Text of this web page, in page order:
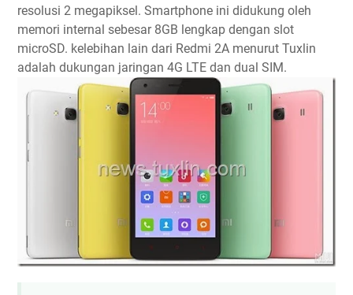
resolusi 2 megapiksel. Smartphone ini didukung oleh
memori internal sebesar 8GB lengkap dengan slot
microSD. kelebihan lain dari Redmi 2A menurut Tuxlin
adalah dukungan jaringan 4G LTE dan dual SIM.